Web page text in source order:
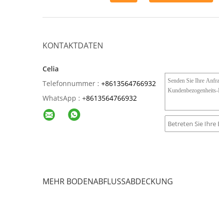
KONTAKTDATEN
Celia
Telefonnummer : +8613564766932
WhatsApp : +8613564766932
MEHR BODENABFLUSSABDECKUNG